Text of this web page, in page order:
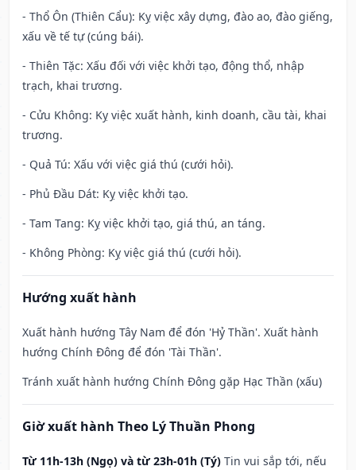
- Thổ Ôn (Thiên Cẩu): Kỵ việc xây dựng, đào ao, đào giếng,
xấu về tế tự (cúng bái).
- Thiên Tặc: Xấu đối với việc khởi tạo, động thổ, nhập
trạch, khai trương.
- Cửu Không: Kỵ việc xuất hành, kinh doanh, cầu tài, khai
trương.
- Quả Tú: Xấu với việc giá thú (cưới hỏi).
- Phủ Đầu Dát: Kỵ việc khởi tạo.
- Tam Tang: Kỵ việc khởi tạo, giá thú, an táng.
- Không Phòng: Kỵ việc giá thú (cưới hỏi).
Hướng xuất hành
Xuất hành hướng Tây Nam để đón 'Hỷ Thần'. Xuất hành
hướng Chính Đông để đón 'Tài Thần'.
Tránh xuất hành hướng Chính Đông gặp Hạc Thần (xấu)
Giờ xuất hành Theo Lý Thuần Phong
Từ 11h-13h (Ngọ) và từ 23h-01h (Tý) Tin vui sắp tới, nếu